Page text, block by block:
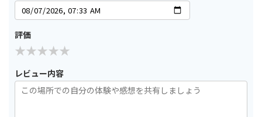
評価
レビュー内容